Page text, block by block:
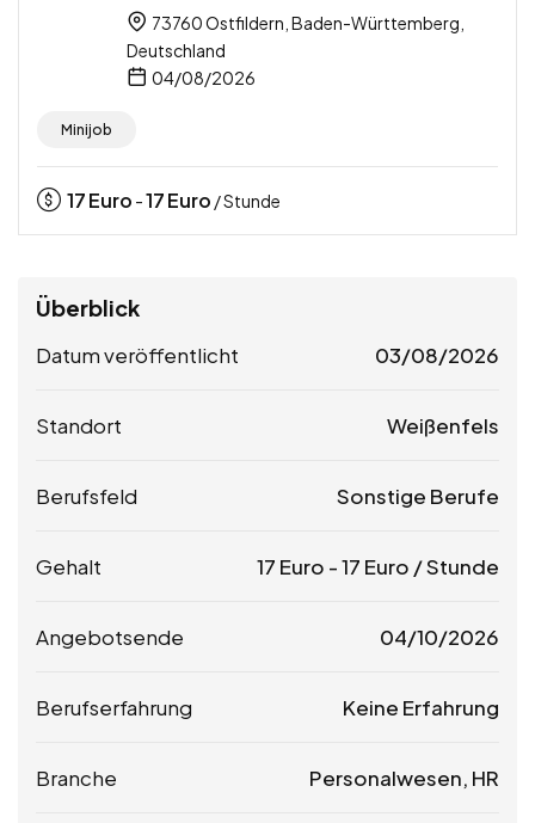
73760 Ostfildern, Baden-Württemberg,
Deutschland
04/08/2026
Minijob
17Euro -17Euro / Stunde
Überblick
Datum veröffentlicht 03/08/2026
Standort Weißenfels
Berufsfeld Sonstige Berufe
Gehalt 17 Euro -17 Euro / Stunde
Angebotsende 04/10/2026
Berufserfahrung Keine Erfahrung
Branche Personalwesen, HR